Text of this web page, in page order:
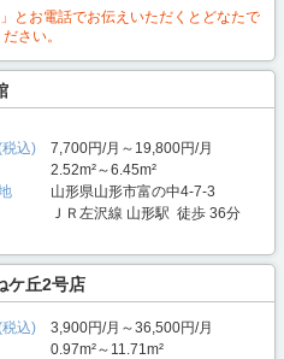
とお電話でお伝えいただくとどなたで
さい。
込)
7,700円/月～19,800円/月
2.52m²～6.45m²
山形県山形市富の中4-7-3
ＪＲ左沢線 山形駅 徒歩 36分
ケ丘2号店
込)
3,900円/月～36,500円/月
0.97m²～11.71m²